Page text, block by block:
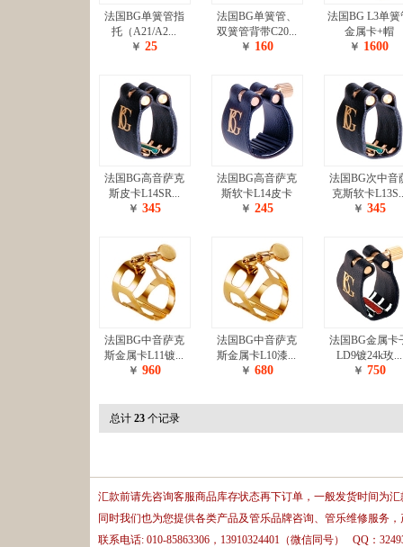
法国BG单簧管指
托（A21/A2...
￥ 25
法国BG单簧管、
双簧管背带C20...
￥ 160
法国BG L3单簧
金属卡+帽
￥ 1600
法国BG高音萨克
斯皮卡L14SR...
￥ 345
法国BG高音萨克
斯软卡L14皮卡
￥ 245
法国BG次中音
克斯软卡
￥ 345
法国BG中音萨克
斯金属卡L11镀...
￥ 960
法国BG中音萨克
斯金属卡L10漆...
￥ 680
法国BG金属卡
LD9镀24k玫...
￥ 750
总计 23 个记录
汇款前请先咨询客服商品库存状态再下订单，一般发货时间为汇
同时我们也为您提供各类产品及管乐品牌咨询、管乐维修服务
联系电话: 010-85863306，13910324401（微信同号） QQ：